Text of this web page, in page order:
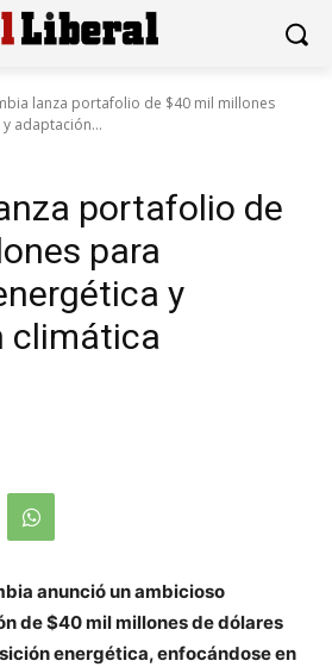
lanza portafolio de $40 mil millones
adaptación...
portafolio de
para
y
climática
anunció un ambicioso
de $40 mil millones de dólares
energética, enfocándose en